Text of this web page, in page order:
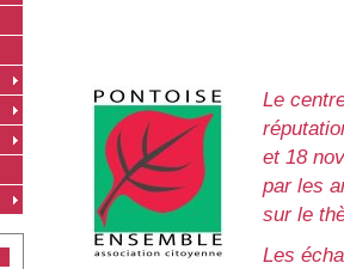
Le
et 18
par les
sur le
Les